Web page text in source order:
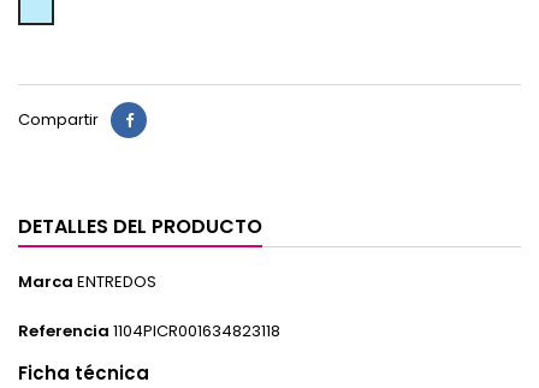
Compartir
DETALLES DEL PRODUCTO
Marca ENTREDOS
Referencia 1104PICR001634823118
Ficha técnica